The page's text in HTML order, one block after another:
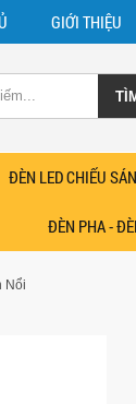
GIỚI THIỆU
ĐÈN LED CHIẾU
ĐÈN PHA -
Nổi